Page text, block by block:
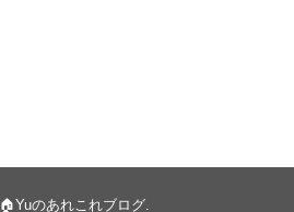
🏠Yuのあれこれブログ.